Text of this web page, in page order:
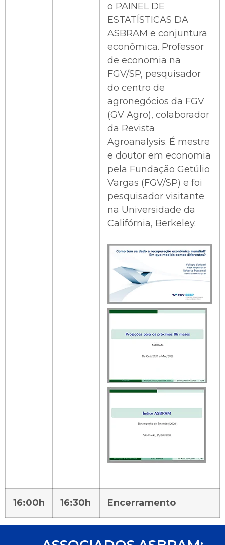
o PAINEL DE
ESTATÍSTICAS DA
ASBRAM e conjuntura
econômica. Professor
de economia na
FGV/SP, pesquisador
do centro de
agronegócios da FGV
(GV Agro), colaborador
da Revista
Agroanalysis. É mestre
e doutor em economia
pela Fundação Getúlio
Vargas (FGV/SP) e foi
pesquisador visitante
na Universidade da
Califórnia, Berkeley.
16:00h 16:30h Encerramento